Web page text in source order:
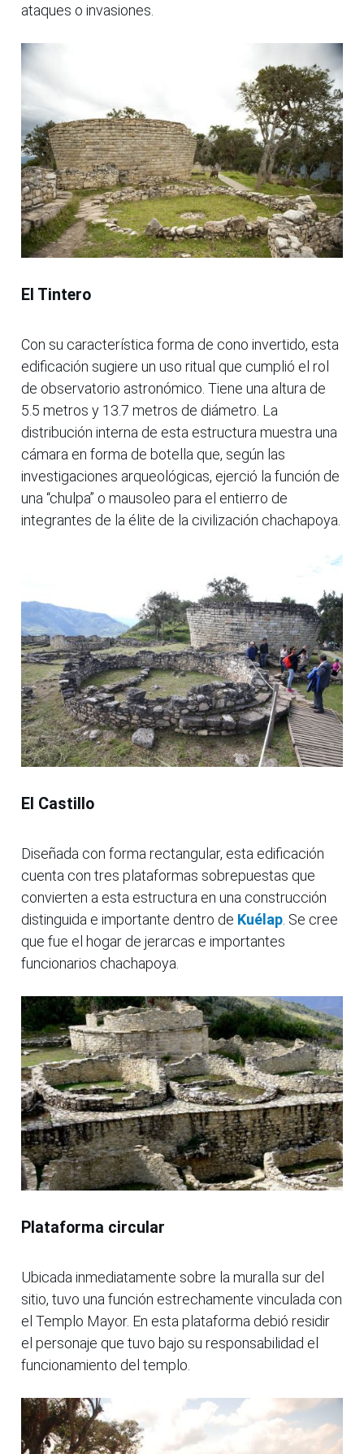
ataques o invasiones.
El Tintero
Con su característica forma de cono invertido, esta
edificación sugiere un uso ritual que cumplió el rol
de observatorio astronómico. Tiene una altura de
5.5 metros y 13.7 metros de diámetro. La
distribución interna de esta estructura muestra una
cámara en forma de botella que, según las
investigaciones arqueológicas, ejerció la función de
una “chulpa” o mausoleo para el entierro de
integrantes de la élite de la civilización chachapoya.
El Castillo
Diseñada con forma rectangular, esta edificación
cuenta con tres plataformas sobrepuestas que
convierten a esta estructura en una construcción
distinguida e importante dentro de Kuélap. Se cree
que fue el hogar de jerarcas e importantes
funcionarios chachapoya.
Plataforma circular
Ubicada inmediatamente sobre la muralla sur del
sitio, tuvo una función estrechamente vinculada con
el Templo Mayor. En esta plataforma debió residir
el personaje que tuvo bajo su responsabilidad el
funcionamiento del templo.